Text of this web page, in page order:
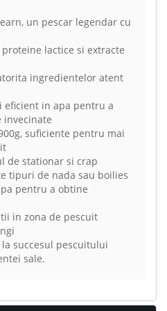
un pescar legendar cu
lactice si extracte
ingredientelor atent
eficient in apa pentru a
invecinate
suficiente pentru mai
de stationar si crap
tipuri de nada sau boilies
pentru a obtine
in zona de pescuit
succesul pescuitului
sale.